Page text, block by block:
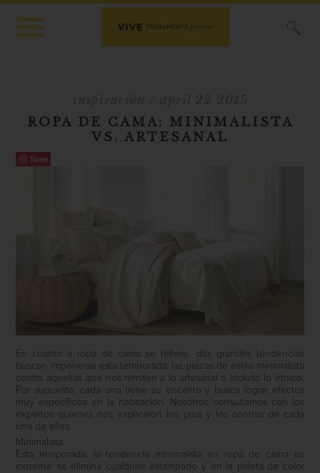
ROPA DE CAMA: MINIMALISTA
VS. ARTESANAL
Save
En cuanto a ropa de cama se refiere, dos grandes tendencias
buscan imponerse esta temporada: las piezas de estilo minimalista
contra aquellas que nos remiten a lo artesanal o incluso lo étnico.
Por supuesto, cada una tiene su encanto y busca lograr efectos
muy específicos en la habitación. Nosotros consultamos con los
expertos quienes nos explicaron los pros y los contras de cada
una de ellas:
Minimalista
Esta temporada, la tendencia minimalista en ropa de cama es
extrema: se elimina cualquier estampado y en la paleta de color